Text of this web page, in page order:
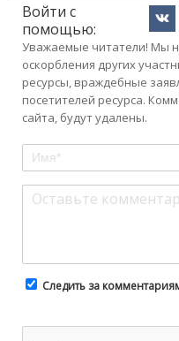
Войти с
помощью:
Уважаемые читатели! Мы
оскорбления других
ресурсы, враждебные
посетителей ресурса.
сайта, будут удалены.
Следить за